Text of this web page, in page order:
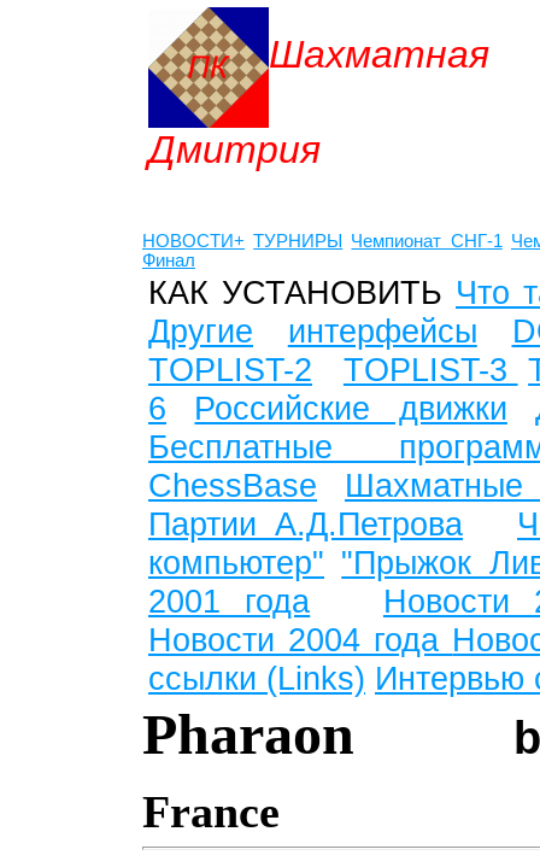
Дмитрия
НОВОСТИ+ ТУРНИРЫ Чемпионат СНГ-1
Финал
КАК УСТАНОВИТЬ Что
Другие
интерфейсы
TOPLIST-2
TOPLIST-3
6
Российские движки
Бесплатные
ChessBase
Партии А.Д.Петрова
компьютер" "Прыжок
2001 года
Новости
Новости 2004 года
ссылки (Links) Интервью
Pharaon
France